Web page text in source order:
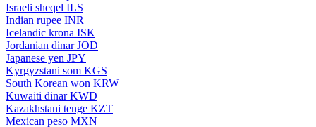
Israeli sheqel ILS
Indian rupee INR
Icelandic krona ISK
Jordanian dinar JOD
Japanese yen JPY
Kyrgyzstani som KGS
South Korean won KRW
Kuwaiti dinar KWD
Kazakhstani tenge KZT
Mexican peso MXN